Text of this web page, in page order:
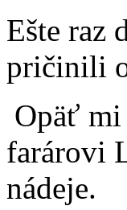
Ešte raz
pričinili
Opäť
farárovi
nádeje.